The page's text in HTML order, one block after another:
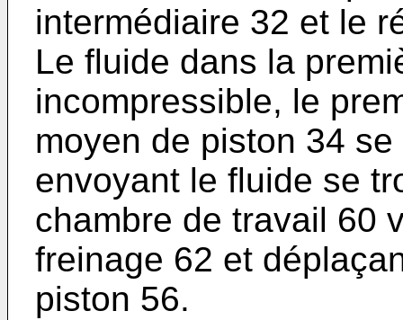
intermédiaire 32 et le
Le fluide dans la
incompressible, le
moyen de piston 34
envoyant le fluide se
chambre de travail 60
freinage 62 et
piston 56.